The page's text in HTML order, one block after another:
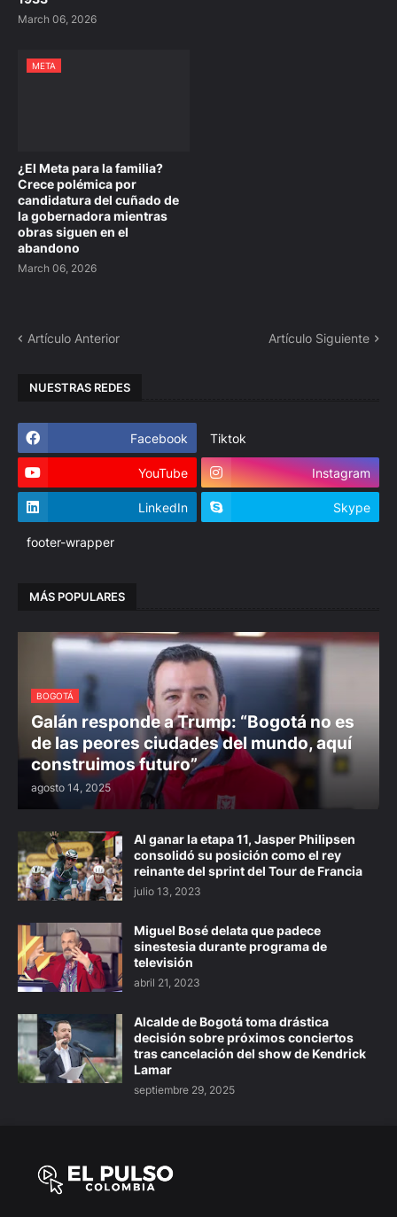
March 06, 2026
META
¿El Meta para la familia?
Crece polémica por
candidatura del cuñado de
la gobernadora mientras
obras siguen en el
abandono
March 06, 2026
Artículo Anterior Artículo Siguiente
NUESTRAS REDES
Facebook Tiktok
YouTube Instagram
LinkedIn Skype
footer-wrapper
MÁS POPULARES
BOGOTÁ
Galán responde a Trump: “Bogotá no es
de las peores ciudades del mundo, aquí
construimos futuro”
agosto 14, 2025
Al ganar la etapa 11, Jasper Philipsen
consolidó su posición como el rey
reinante del sprint del Tour de Francia
julio 13, 2023
Miguel Bosé delata que padece
sinestesia durante programa de
televisión
abril 21, 2023
Alcalde de Bogotá toma drástica
decisión sobre próximos conciertos
tras cancelación del show de Kendrick
Lamar
septiembre 29, 2025